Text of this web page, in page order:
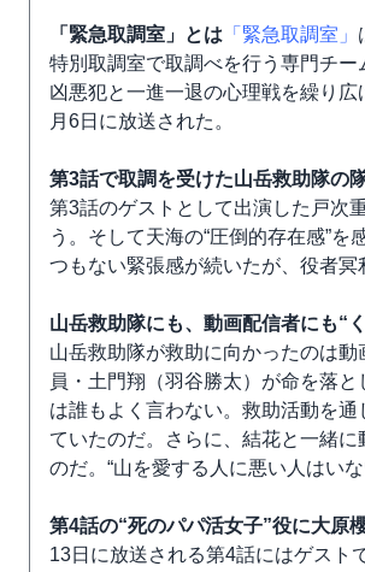
「緊急取調室」とは 「緊急取調室」
特別取調室で取調べを行う専門チ
凶悪犯と一進一退の心理戦を繰り
月6日に放送された。
第3話で取調を受けた山岳救助隊の
第3話のゲストとして出演した戸次
う。そして天海の“圧倒的存在感”
つもない緊張感が続いたが、役者冥
山岳救助隊にも、動画配信者にも“
山岳救助隊が救助に向かったのは
員・土門翔（羽谷勝太）が命を落
は誰もよく言わない。救助活動を
ていたのだ。さらに、結花と一緒
のだ。“山を愛する人に悪い人はい
第4話の“死のパパ活女子”役に大原
13日に放送される第4話にはゲスト